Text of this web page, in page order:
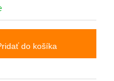
do košíka